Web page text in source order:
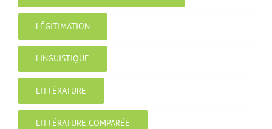
LÉGITIMATION
LINGUISTIQUE
LITTÉRATURE
LITTÉRATURE COMPARÉE